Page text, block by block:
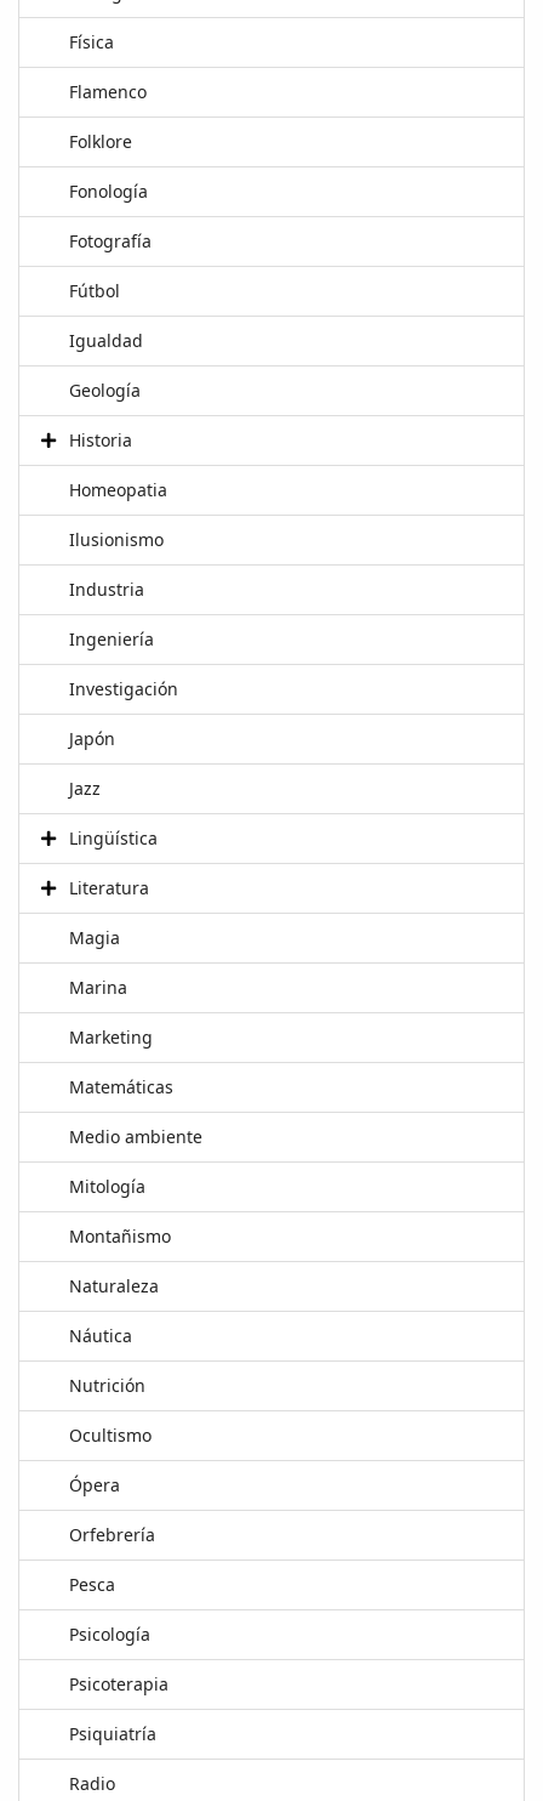
Física
Flamenco
Folklore
Fonología
Fotografía
Fútbol
Igualdad
Geología
Historia
Homeopatia
Ilusionismo
Industria
Ingeniería
Investigación
Japón
Jazz
Lingüística
Literatura
Magia
Marina
Marketing
Matemáticas
Medio ambiente
Mitología
Montañismo
Naturaleza
Náutica
Nutrición
Ocultismo
Ópera
Orfebrería
Pesca
Psicología
Psicoterapia
Psiquiatría
Radio